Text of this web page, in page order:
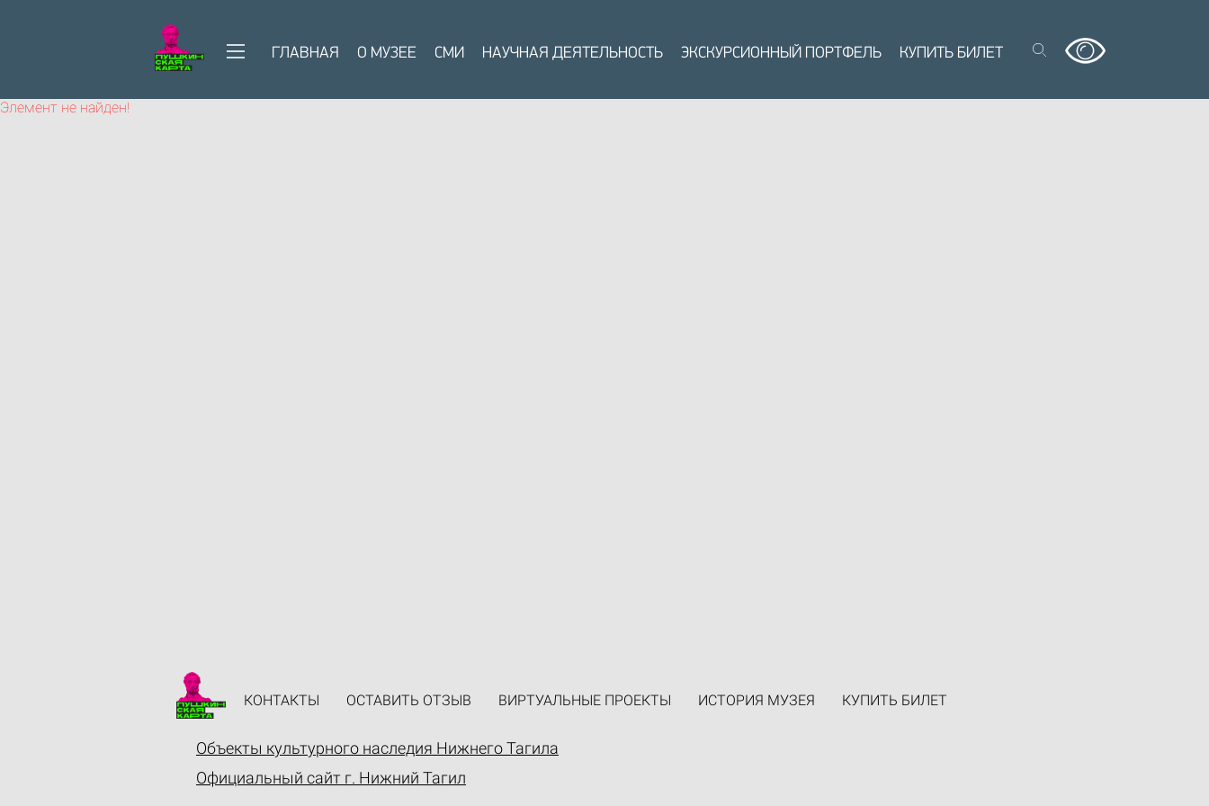
ГЛАВНАЯ О МУЗЕЕ СМИ НАУЧНАЯ ДЕЯТЕЛЬНОСТЬ ЭКСКУРСИОННЫЙ ПОРТФЕЛЬ КУПИТЬ БИЛЕТ
Элемент не найден!
Объекты культурного наследия Нижнего Тагила
Официальный сайт г. Нижний Тагил
КОНТАКТЫ ОСТАВИТЬ ОТЗЫВ ВИРТУАЛЬНЫЕ ПРОЕКТЫ ИСТОРИЯ МУЗЕЯ КУПИТЬ БИЛЕТ